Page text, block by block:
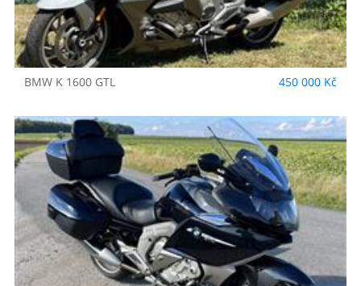
BMW K 1600 GTL 450 000 Kč